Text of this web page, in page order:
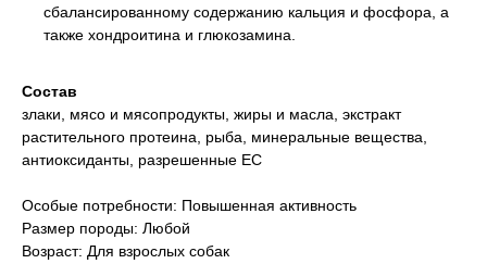
сбалансированному содержанию кальция и фосфора, а
также хондроитина и глюкозамина.
Состав
злаки, мясо и мясопродукты, жиры и масла, экстракт
растительного протеина, рыба, минеральные вещества,
антиоксиданты, разрешенные ЕС
Особые потребности: Повышенная активность
Размер породы: Любой
Возраст: Для взрослых собак